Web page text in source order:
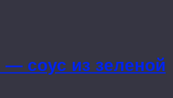
— соус из зеленой